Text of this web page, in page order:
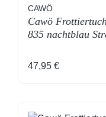
CAWÖ
Cawö
835 nachtblau
Regulärer Preis:
47,95 €